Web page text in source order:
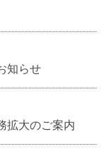
知らせ
拡大のご案内